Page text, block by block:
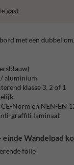
gast
met een dubbel
aluminium
klasse 3, 2 of 1
Norm en NEN-EN
graffiti laminaat
Wandelpad
folie